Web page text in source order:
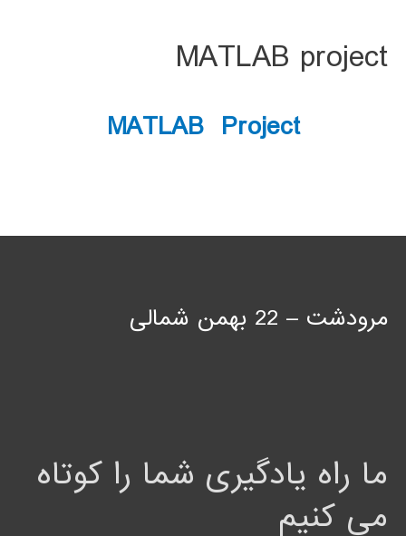
MATLAB project
MATLAB Project
مرودشت – 22 بهمن شمالی
ما راه یادگیری شما را کوتاه
می کنیم